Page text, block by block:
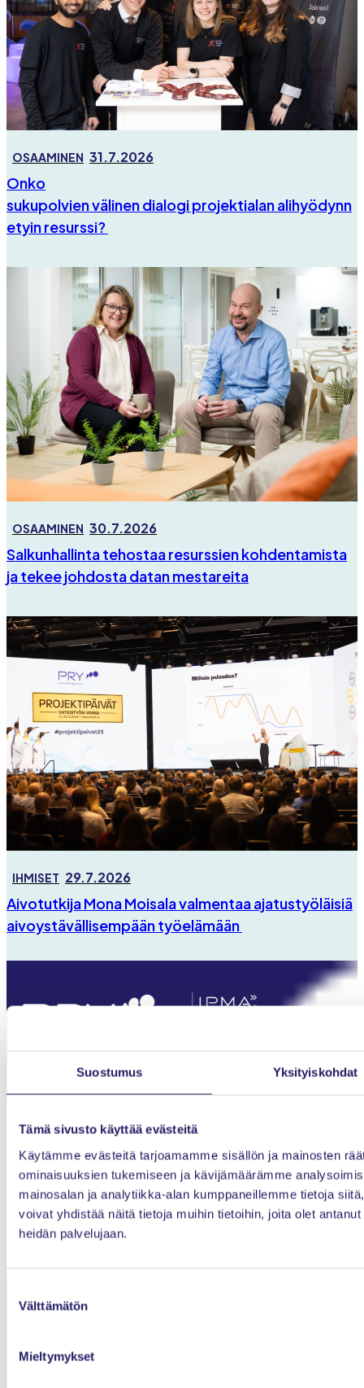
Suostumus Yksityiskohdat
Tämä sivusto käyttää evästeitä
Käytämme evästeitä tarjoamamme sisällön ja mainosten
ominaisuuksien tukemiseen ja kävijämäärämme
mainosalan ja analytiikka-alan kumppaneillemme tietoja
voivat yhdistää näitä tietoja muihin tietoihin, joita olet
heidän palvelujaan.
valinta
Välttämätön
Mieltymykset
OSAAMINEN 31.7.2026
Onko
sukupolvien välinen dialogi projektialan alihyödynn
etyin resurssi?
OSAAMINEN 30.7.2026
Salkunhallinta tehostaa resurssien kohdentamista
ja tekee johdosta datan mestareita
IHMISET 29.7.2026
Aivotutkija Mona Moisala valmentaa ajatustyöläisiä
aivoystävällisempään työelämään
Projektiammattilaiset ry
02150 Espoo
Tietosuojaseloste
Evästeet
Yhteystiedot